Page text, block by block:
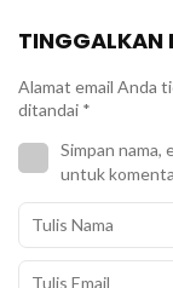
TINGGALKAN
Alamat email Anda
ditandai *
Simpan nama,
untuk